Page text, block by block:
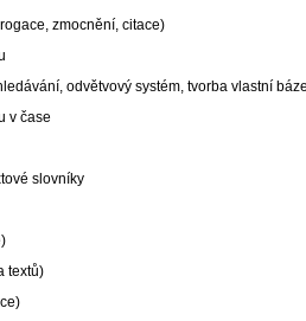
zmocnění, citace)
odvětvový systém, tvorba vlastní
v čase
slovníky
textů)